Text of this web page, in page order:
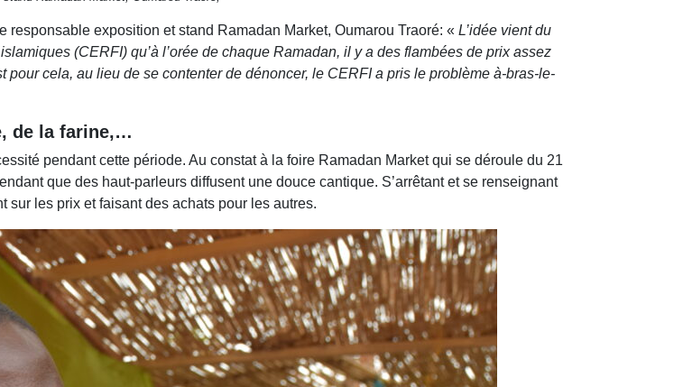
exposition et stand Ramadan Market, Oumarou Traoré: « L’idée vient du
(CERFI) qu’à l’orée de chaque Ramadan, il y a des flambées de prix assez
cela, au lieu de se contenter de dénoncer, le CERFI a pris le problème à-bras-le-
de la farine,…
pendant cette période. Au constat à la foire Ramadan Market qui se déroule du 21
que des haut-parleurs diffusent une douce cantique. S’arrêtant et se renseignant
sur les prix et faisant des achats pour les autres.